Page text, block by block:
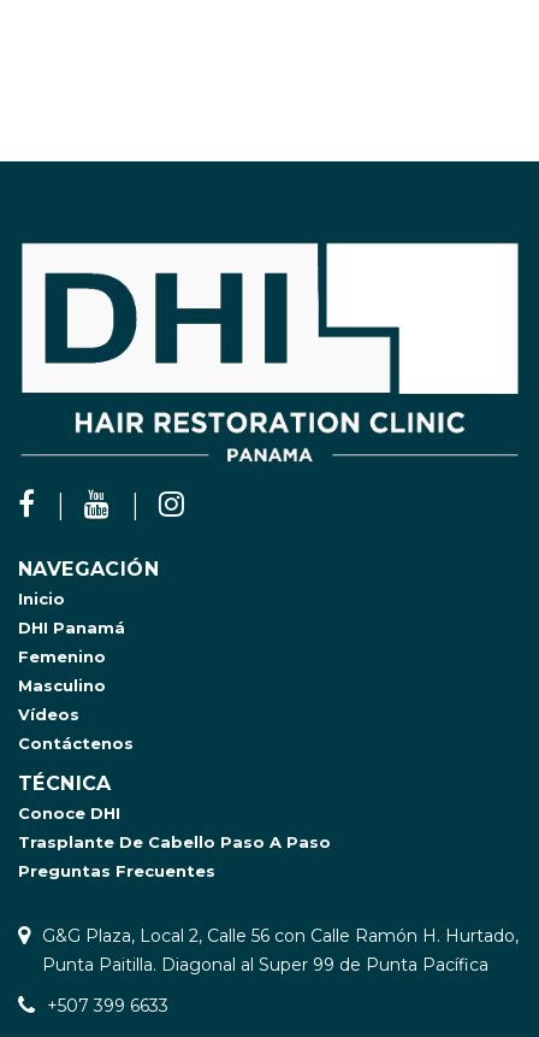
NAVEGACIÓN
Inicio
DHI Panamá
Femenino
Masculino
Vídeos
Contáctenos
TÉCNICA
Conoce DHI
Trasplante De Cabello Paso A Paso
Preguntas Frecuentes
G&G Plaza, Local 2, Calle 56 con Calle Ramón H. Hurtado,
Punta Paitilla. Diagonal al Super 99 de Punta Pacífica
+507 399 6633